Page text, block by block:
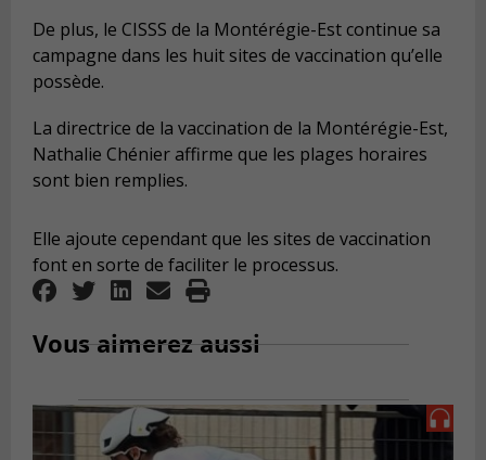
De plus, le CISSS de la Montérégie-Est continue sa
campagne dans les huit sites de vaccination qu’elle
possède.
La directrice de la vaccination de la Montérégie-Est,
Nathalie Chénier affirme que les plages horaires
sont bien remplies.
Elle ajoute cependant que les sites de vaccination
font en sorte de faciliter le processus.
Vous aimerez aussi